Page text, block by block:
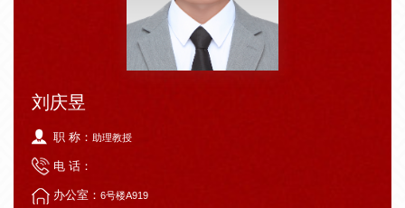
刘庆昱
职 称： 助理教授
电 话：
办公室： 6号楼A919